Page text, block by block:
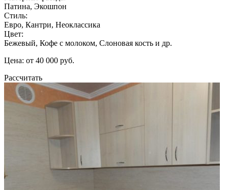
Патина, Экошпон
Стиль:
Евро, Кантри, Неоклассика
Цвет:
Бежевый, Кофе с молоком, Слоновая кость и др.
Цена: от 40 000 руб.
Рассчитать